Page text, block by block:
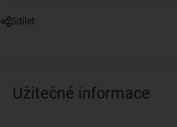
Sdílet
Užitečné informace